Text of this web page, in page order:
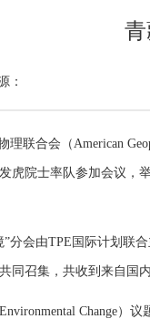
：
理联合会（American
虎院士率队参加会议，
分会由TPE国际计划联
同召集，共收到来自国
Change）